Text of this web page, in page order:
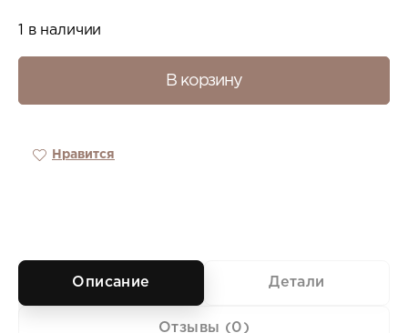
1 в наличии
В корзину
Нравится
Описание Детали
Отзывы (0)